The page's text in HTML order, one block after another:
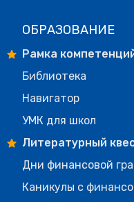
ОБРАЗОВАНИЕ
Рамка
Библиотека
Навигатор
УМК для школ
Литературный
Дни финансовой
Каникулы с